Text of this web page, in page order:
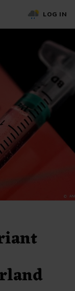
LOG IN